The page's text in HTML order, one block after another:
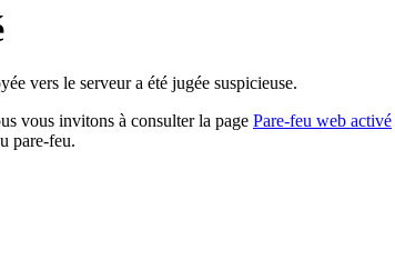
vers le serveur a été jugée suspicieuse.
vous invitons à consulter la page Pare-feu web activé
pare-feu.